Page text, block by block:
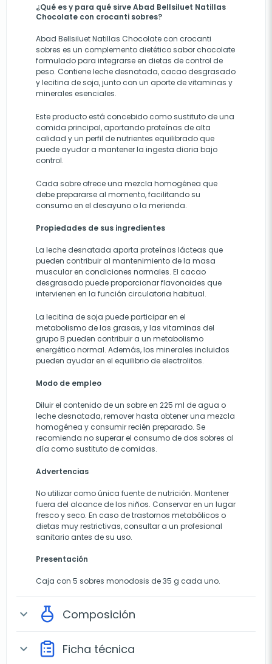
¿Qué es y para qué sirve Abad Bellsiluet Natillas
Chocolate con crocanti sobres?
Abad Bellsiluet Natillas Chocolate con crocanti
sobres es un complemento dietético sabor chocolate
formulado para integrarse en dietas de control de
peso. Contiene leche desnatada, cacao desgrasado
y lecitina de soja, junto con un aporte de vitaminas y
minerales esenciales.
Este producto está concebido como sustituto de una
comida principal, aportando proteínas de alta
calidad y un perfil de nutrientes equilibrado que
puede ayudar a mantener la ingesta diaria bajo
control.
Cada sobre ofrece una mezcla homogénea que
debe prepararse al momento, facilitando su
consumo en el desayuno o la merienda.
Propiedades de sus ingredientes
La leche desnatada aporta proteínas lácteas que
pueden contribuir al mantenimiento de la masa
muscular en condiciones normales. El cacao
desgrasado puede proporcionar flavonoides que
intervienen en la función circulatoria habitual.
La lecitina de soja puede participar en el
metabolismo de las grasas, y las vitaminas del
grupo B pueden contribuir a un metabolismo
energético normal. Además, los minerales incluidos
pueden ayudar en el equilibrio de electrolitos.
Modo de empleo
Diluir el contenido de un sobre en 225 ml de agua o
leche desnatada, remover hasta obtener una mezcla
homogénea y consumir recién preparado. Se
recomienda no superar el consumo de dos sobres al
día como sustituto de comidas.
Advertencias
No utilizar como única fuente de nutrición. Mantener
fuera del alcance de los niños. Conservar en un lugar
fresco y seco. En caso de trastornos metabólicos o
dietas muy restrictivas, consultar a un profesional
sanitario antes de su uso.
Presentación
Caja con 5 sobres monodosis de 35 g cada uno.
expand_more Composición
expand_more Ficha técnica